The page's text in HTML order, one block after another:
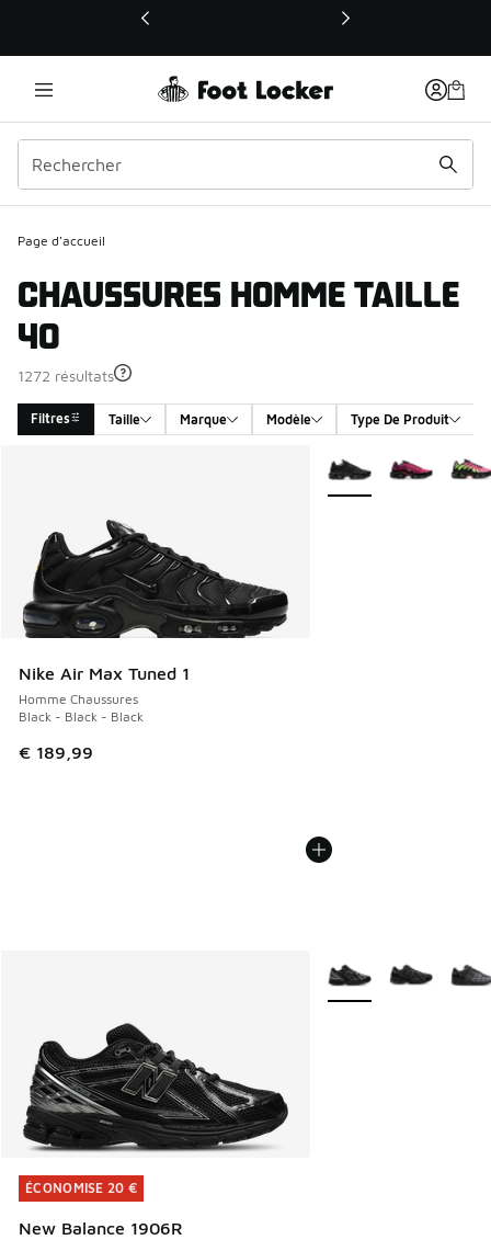
Ce lien ouvrira une nouvelle fenêtre
Page d'accueil
CHAUSSURES HOMME TAILLE
40
1272 résultats
Filtres Taille Marque Modèle Type De Produit
Nike Air Max Tuned 1
Homme Chaussures
Black - Black - Black
€ 189,99
Plus de couleurs
ÉCONOMISE 20 €
New Balance 1906R
ÉCONOMISE 20 €
Plus de couleurs